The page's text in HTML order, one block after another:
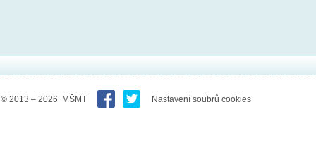
© 2013 – 2026 MŠMT Nastavení soubrů cookies